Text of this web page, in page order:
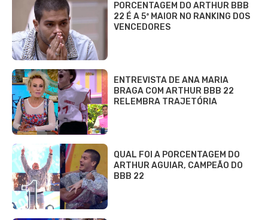
PORCENTAGEM DO ARTHUR BBB
22 É A 5ª MAIOR NO RANKING DOS
VENCEDORES
ENTREVISTA DE ANA MARIA
BRAGA COM ARTHUR BBB 22
RELEMBRA TRAJETÓRIA
QUAL FOI A PORCENTAGEM DO
ARTHUR AGUIAR, CAMPEÃO DO
BBB 22